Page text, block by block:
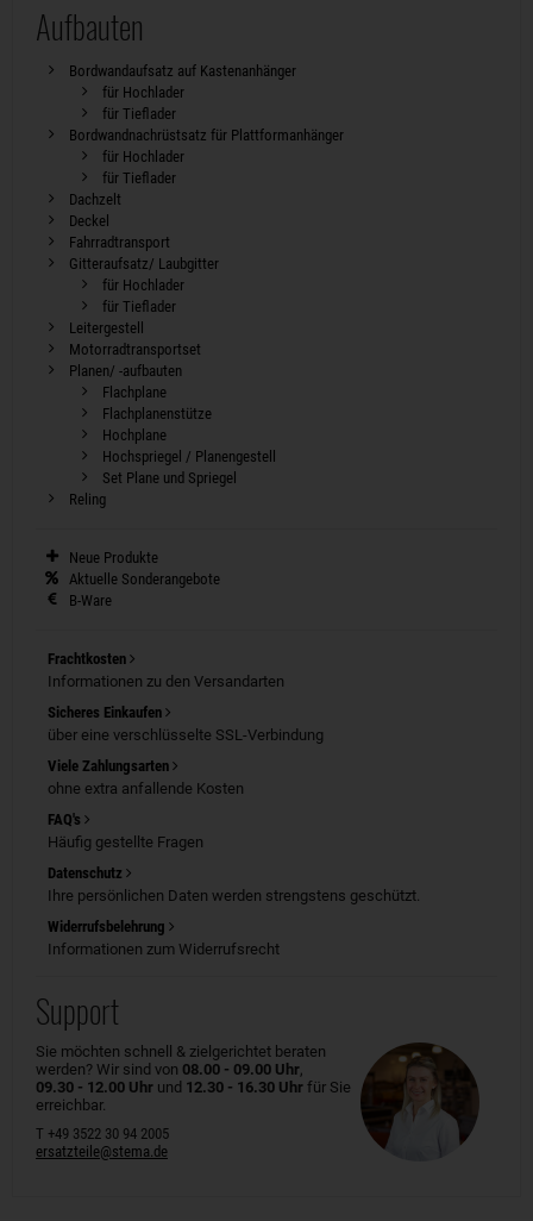
Aufbauten
Bordwandaufsatz auf Kastenanhänger
für Hochlader
für Tieflader
Bordwandnachrüstsatz für Plattformanhänger
für Hochlader
für Tieflader
Dachzelt
Deckel
Fahrradtransport
Gitteraufsatz/ Laubgitter
für Hochlader
für Tieflader
Leitergestell
Motorradtransportset
Planen/ -aufbauten
Flachplane
Flachplanenstütze
Hochplane
Hochspriegel / Planengestell
Set Plane und Spriegel
Reling
Neue Produkte
Aktuelle Sonderangebote
B-Ware
Frachtkosten
Informationen zu den Versandarten
Sicheres Einkaufen
über eine verschlüsselte SSL-Verbindung
Viele Zahlungsarten
ohne extra anfallende Kosten
FAQ's
Häufig gestellte Fragen
Datenschutz
Ihre persönlichen Daten werden strengstens geschützt.
Widerrufsbelehrung
Informationen zum Widerrufsrecht
Support
Sie möchten schnell & zielgerichtet beraten
werden? Wir sind von 08.00 - 09.00 Uhr,
09.30 - 12.00 Uhr und 12.30 - 16.30 Uhr für Sie
erreichbar.
T +49 3522 30 94 2005
ersatzteile@stema.de